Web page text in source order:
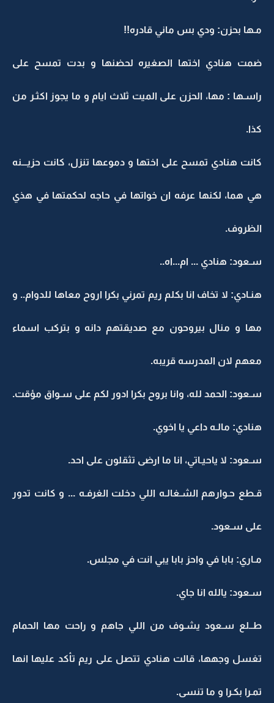
مـها بحزن: ودي بس ماني قادره!!
ضمت هنادي اختها الصغيره لحضنها و بدت تمسح على
راسـها : مها، الحزن على الميت ثلاث ايام و ما يجوز اكثـر من
كذا.
كانت هنادي تمسح على اختها و دموعها تنزل، كانت حزيـــنه
هي هما، لكنها عرفه ان خواتها في حاجه لحكمتها في هذي
الظروف.
سـعود: هنادي ... ام...اه..
هنـادي: لا تخاف انا بكلم ريم تمرني بكرا اروح معاها للدوام.. و
مها و منال بيروحون مع صديقتهم دانه و بتركب اسماء
معهم لان المدرسه قريبه.
سـعود: الحمد لله، وانا بروح بكرا ادور لكم على سـواق مؤقت.
هنادي: مالـه داعي يا اخوي.
سـعود: لا ياحيـاتي، انا ما ارضى تثقلون على احد.
قـطع حـوارهم الشـغالـه اللي دخلت الغرفـه ... و كانت تدور
على سـعود.
مـاري: بابا في واحز بابا يبي انت في مجلس.
سـعود: يالله انا جاي.
طــلع سـعود يشـوف من اللي جاهم و راحت مها الحمام
تغسل وجهها، قالت هنادي تتصل على ريم تأكد عليها انها
تمـرا بكـرا و ما تنسى.